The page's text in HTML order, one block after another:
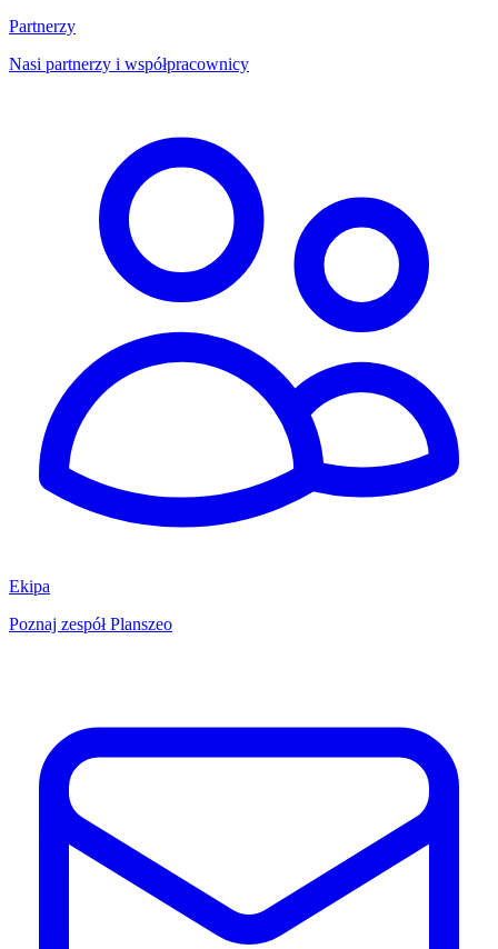
Partnerzy
Nasi partnerzy i współpracownicy
Ekipa
Poznaj zespół Planszeo